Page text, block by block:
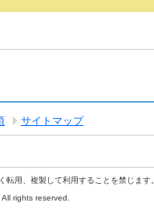
サイトマップ
転用、複製して利用することを禁じます
rights reserved.